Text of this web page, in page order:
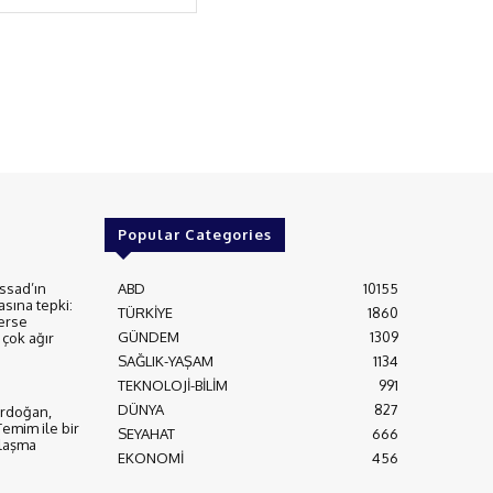
tepki:
ağır
ile bir
Popular Categories
ABD
10155
TÜRKİYE
1860
GÜNDEM
1309
SAĞLIK-YAŞAM
1134
TEKNOLOJİ-BİLİM
991
DÜNYA
827
SEYAHAT
666
EKONOMİ
456